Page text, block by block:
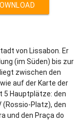
von Lissabon. Er
(im Süden) bis zur
zwischen den
auf der Karte der
5 Hauptplätze: den
(Rossio-Platz), den
und den Praça do